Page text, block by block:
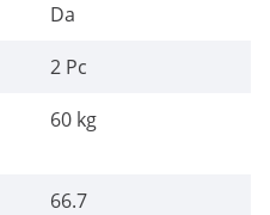
Da
2 Pc
60 kg
66.7